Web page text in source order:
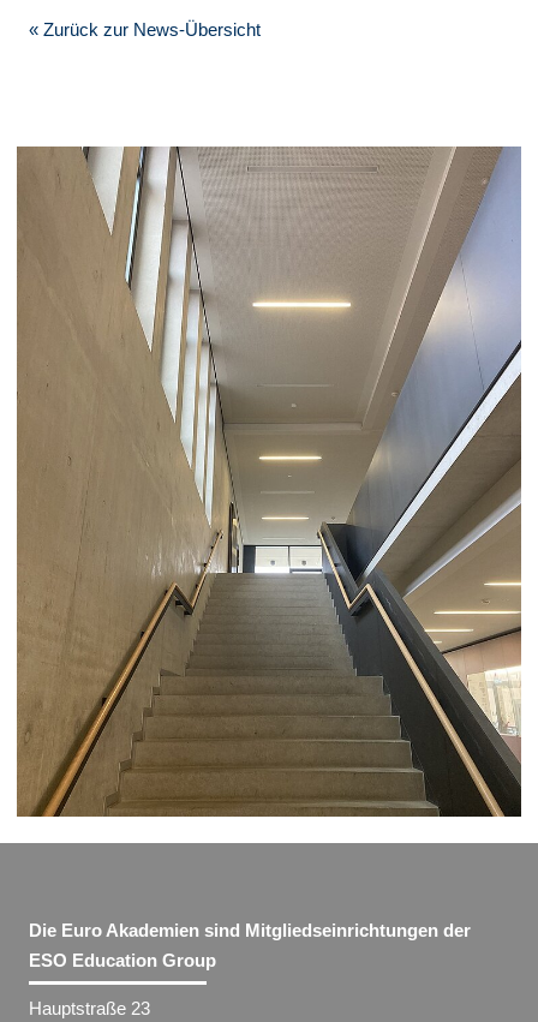
« Zurück zur News-Übersicht
Die Euro Akademien sind Mitgliedseinrichtungen der
ESO Education Group
Hauptstraße 23